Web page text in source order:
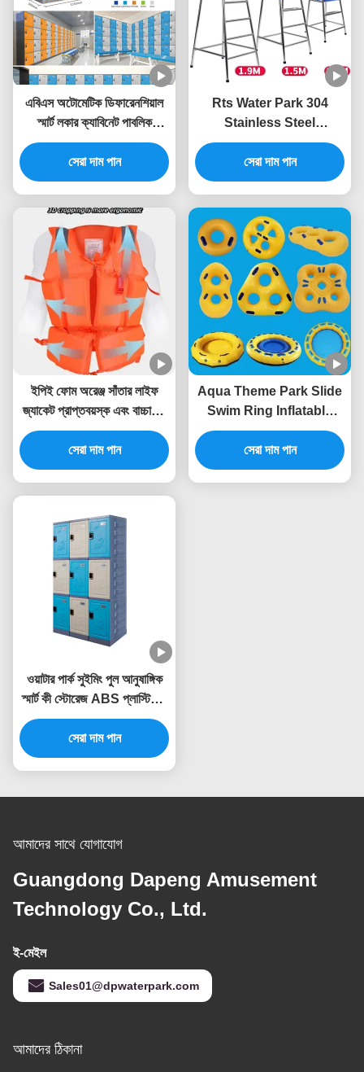
এবিএস অটোমেটিক ডিফারেনশিয়াল
স্মার্ট লকার ক্যাবিনেট পাবলিক
ডিজিটাল সেফ সুইমিং পুলের জন্য
সেরা দাম পান
Rts Water Park 304
Stainless Steel
Lifeguard Chair
Sliver+Blue Other Water
Play Equipment
সেরা দাম পান
ইপিই ফোম অরেঞ্জ সাঁতার লাইফ
জ্যাকেট প্রাপ্তবয়স্ক এবং বাচ্চাদের
জন্য বাণিজ্যিক ওয়াটার পার্ক লাইফ
জ্যাকেট
সেরা দাম পান
Aqua Theme Park Slide
Swim Ring Inflatable
With Handle For Water
Game Play
সেরা দাম পান
ওয়াটার পার্ক সুইমিং পুল আনুষাঙ্গিক
স্মার্ট কী স্টোরেজ ABS প্লাস্টিকের
লকার ক্যাবিনেট
সেরা দাম পান
আমাদের সাথে যোগাযোগ
Guangdong Dapeng Amusement
Technology Co., Ltd.
ই-মেইল
Sales01@dpwaterpark.com
আমাদের ঠিকানা